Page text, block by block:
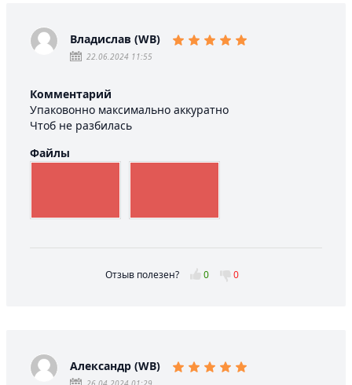
Владислав (WB)
22.06.2024 11:55
Комментарий
Упаковонно максимально аккуратно
Чтоб не разбилась
Файлы
Отзыв полезен? 0 0
Александр (WB)